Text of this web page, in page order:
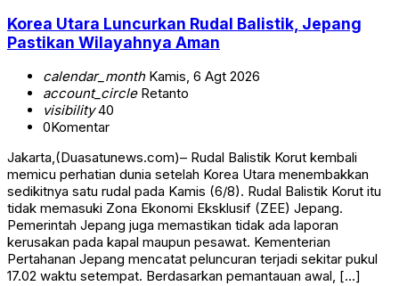
Korea Utara Luncurkan Rudal Balistik, Jepang
Pastikan Wilayahnya Aman
calendar_monthKamis, 6 Agt 2026
account_circleRetanto
visibility40
0Komentar
Jakarta,(Duasatunews.com)– Rudal Balistik Korut kembali
memicu perhatian dunia setelah Korea Utara menembakkan
sedikitnya satu rudal pada Kamis (6/8). Rudal Balistik Korut itu
tidak memasuki Zona Ekonomi Eksklusif (ZEE) Jepang.
Pemerintah Jepang juga memastikan tidak ada laporan
kerusakan pada kapal maupun pesawat. Kementerian
Pertahanan Jepang mencatat peluncuran terjadi sekitar pukul
17.02 waktu setempat. Berdasarkan pemantauan awal, […]